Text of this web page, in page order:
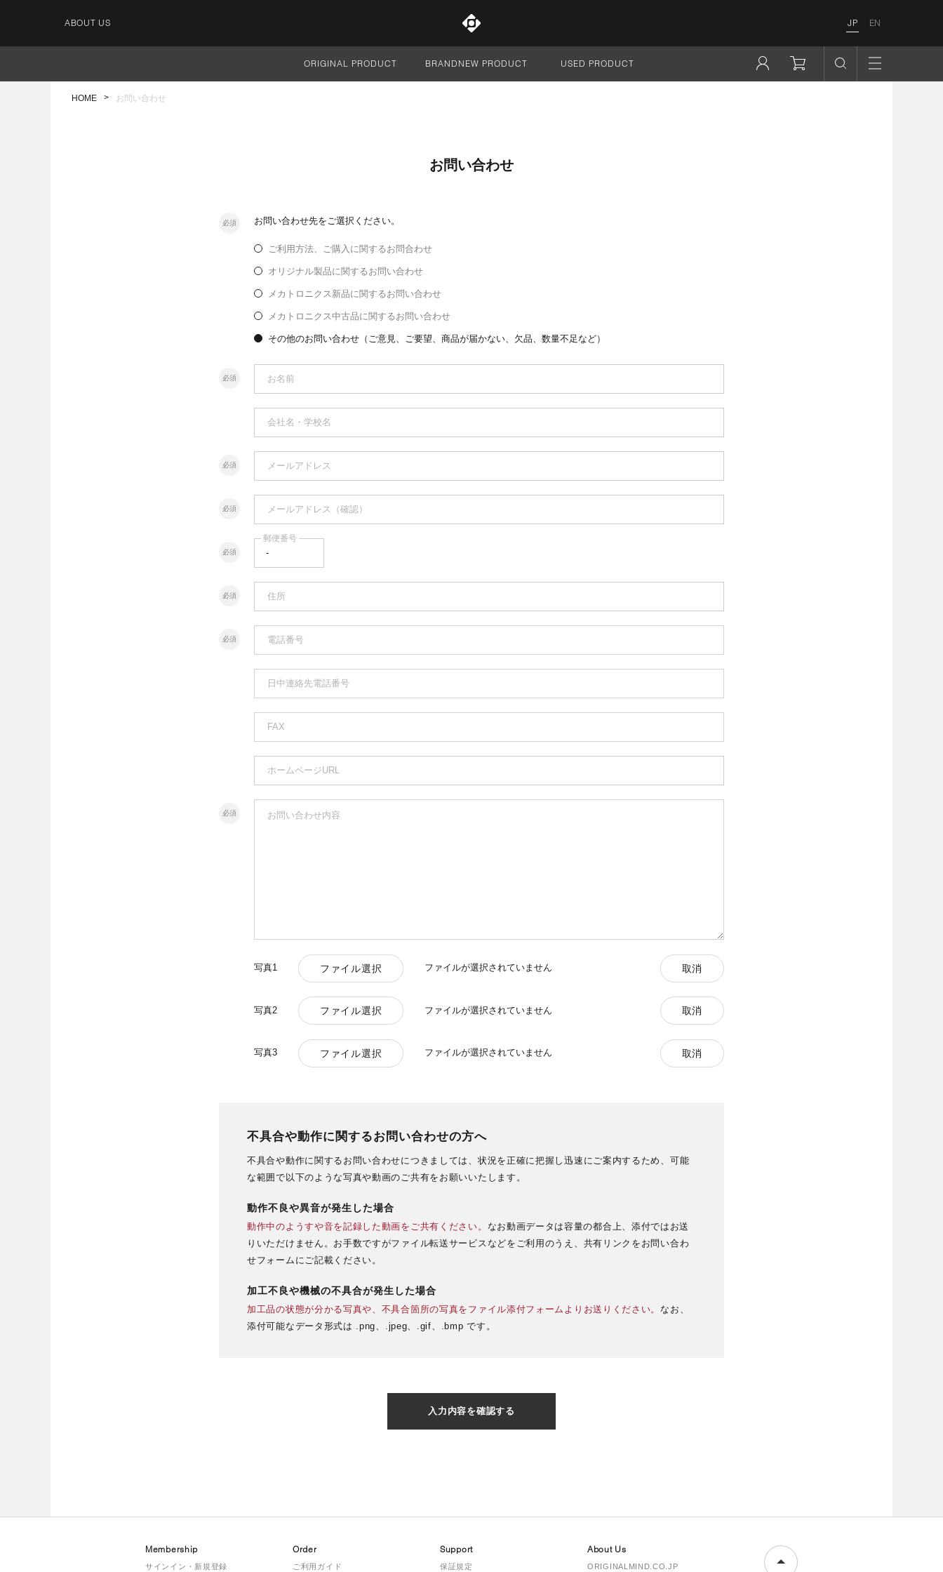
ABOUT US JP EN
サイト全体
ORIGINAL PRODUCT BRANDNEW PRODUCT USED PRODUCT
HOME お問い合わせ
お問い合わせ
必須 お問い合わせ先をご選択ください。
ご利用方法、ご購入に関するお問合わせ
オリジナル製品に関するお問い合わせ
メカトロニクス新品に関するお問い合わせ
メカトロニクス中古品に関するお問い合わせ
その他のお問い合わせ（ご意見、ご要望、商品が届かない、欠品、数量不足など）
必須 お名前
会社名・学校名
必須 メールアドレス
必須 メールアドレス（確認）
必須
郵便番号
必須 住所
必須 電話番号
日中連絡先電話番号
FAX
ホームページURL
必須 お問い合わせ内容
写真1 ファイル選択 ファイルが選択されていません 取消
写真2 ファイル選択 ファイルが選択されていません 取消
写真3 ファイル選択 ファイルが選択されていません 取消
不具合や動作に関するお問い合わせの方へ
不具合や動作に関するお問い合わせにつきましては、状況を正確に把握し迅速にご案内するため、可能
な範囲で以下のような写真や動画のご共有をお願いいたします。
動作不良や異音が発生した場合
動作中のようすや音を記録した動画をご共有ください。 なお動画データは容量の都合上、添付ではお送
りいただけません。お手数ですがファイル転送サービスなどをご利用のうえ、共有リンクをお問い合わ
せフォームにご記載ください。
加工不良や機械の不具合が発生した場合
加工品の状態が分かる写真や、不具合箇所の写真をファイル添付フォームよりお送りください。 なお、
添付可能なデータ形式は .png、.jpeg、.gif、.bmp です。
入力内容を確認する
Membership
サインイン・新規登録
Order
ご利用ガイド
Support
保証規定
About Us
ORIGINALMIND.CO.JP